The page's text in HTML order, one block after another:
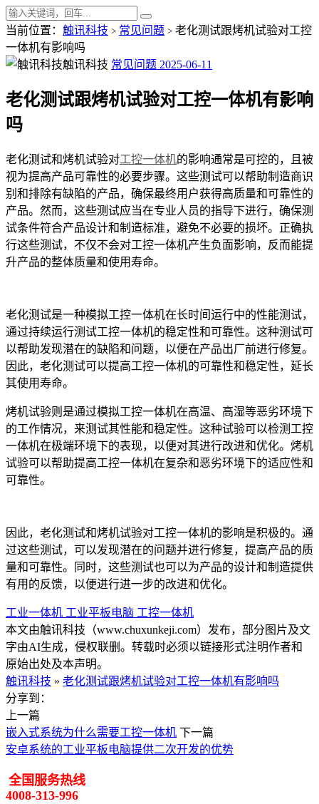
当前位置： 触讯科技 > 常见问题 > 老化测试跟烤机试验对工控
一体机有影响吗
触讯科技 常见问题 2025-06-11
老化测试跟烤机试验对工控一体机有影响
吗
老化测试和烤机试验对工控一体机的影响通常是可控的，且被
视为提高产品可靠性的必要步骤。这些测试可以帮助制造商识
别和排除有缺陷的产品，确保最终用户获得高质量和可靠性的
产品。然而，这些测试应当在专业人员的指导下进行，确保测
试条件符合产品设计和制造标准，避免不必要的损坏。正确执
行这些测试，不仅不会对工控一体机产生负面影响，反而能提
升产品的整体质量和使用寿命。
老化测试是一种模拟工控一体机在长时间运行中的性能测试，
通过持续运行测试工控一体机的稳定性和可靠性。这种测试可
以帮助发现潜在的缺陷和问题，以便在产品出厂前进行修复。
因此，老化测试可以提高工控一体机的可靠性和稳定性，延长
其使用寿命。
烤机试验则是通过模拟工控一体机在高温、高湿等恶劣环境下
的工作情况，来测试其性能和稳定性。这种试验可以检测工控
一体机在极端环境下的表现，以便对其进行改进和优化。烤机
试验可以帮助提高工控一体机在复杂和恶劣环境下的适应性和
可靠性。
因此，老化测试和烤机试验对工控一体机的影响是积极的。通
过这些测试，可以发现潜在的问题并进行修复，提高产品的质
量和可靠性。同时，这些测试也可以为产品的设计和制造提供
有用的反馈，以便进行进一步的改进和优化。
工业一体机 工业平板电脑 工控一体机
本文由触讯科技（www.chuxunkeji.com）发布，部分图片及文
字由AI生成，侵权联删。转载时必须以链接形式注明作者和
原始出处及本声明。
触讯科技 » 老化测试跟烤机试验对工控一体机有影响吗
分享到：
上一篇
嵌入式系统为什么需要工控一体机 下一篇
安卓系统的工业平板电脑提供二次开发的优势
全国服务热线
4008-313-996